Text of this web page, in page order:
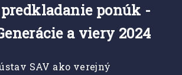
ponúk -
a viery 2024
SAV ako verejný